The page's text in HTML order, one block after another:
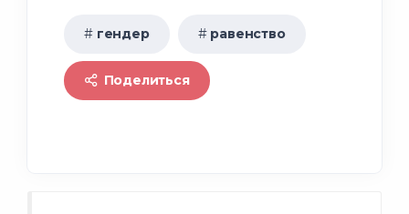
гендер равенство
Поделиться